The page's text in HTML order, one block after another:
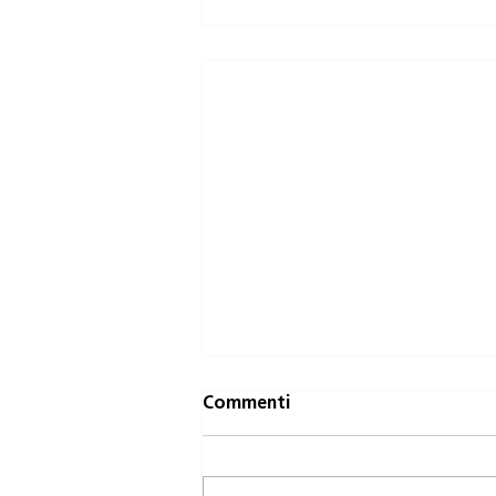
UNG4 Turismo..
Ungheria 23 Giugno - 04 Luglio
Commenti